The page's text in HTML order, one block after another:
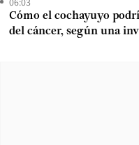
Cómo el cochayuyo
del cáncer, según una